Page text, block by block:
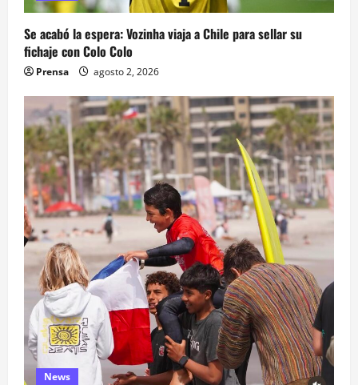
Se acabó la espera: Vozinha viaja a Chile para sellar su
fichaje con Colo Colo
Prensa agosto 2, 2026
News